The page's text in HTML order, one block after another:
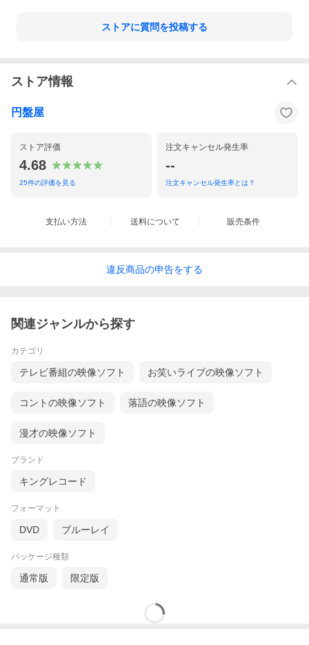
ストアに質問を投稿する
ストア情報
円盤屋
ストア評価
4.68
25件の評価を見る
注文キャンセル発生率
--
注文キャンセル発生率とは？
支払い方法 送料について 販売条件
違反商品の申告をする
関連ジャンルから探す
カテゴリ
テレビ番組の映像ソフト お笑いライブの映像ソフト
コントの映像ソフト 落語の映像ソフト
漫才の映像ソフト
ブランド
キングレコード
フォーマット
DVD ブルーレイ
パッケージ種類
通常版 限定版